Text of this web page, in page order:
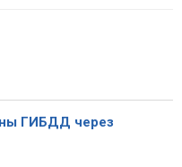
ГИБДД через